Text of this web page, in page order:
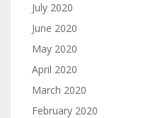
July 2020
June 2020
May 2020
April 2020
March 2020
February 2020